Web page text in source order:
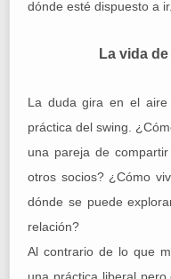
dónde esté dispuesto a ir.
La vida
La duda gira en el aire
práctica del swing.
una pareja de
otros socios? ¿Cómo
dónde se puede
relación?
Al contrario de lo que